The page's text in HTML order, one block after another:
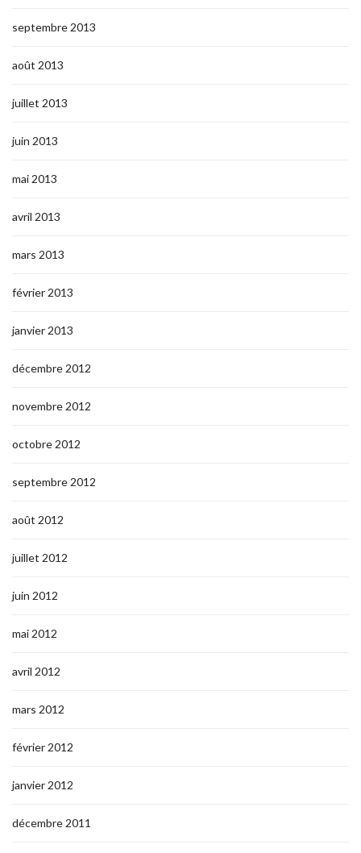
septembre 2013
août 2013
juillet 2013
juin 2013
mai 2013
avril 2013
mars 2013
février 2013
janvier 2013
décembre 2012
novembre 2012
octobre 2012
septembre 2012
août 2012
juillet 2012
juin 2012
mai 2012
avril 2012
mars 2012
février 2012
janvier 2012
décembre 2011